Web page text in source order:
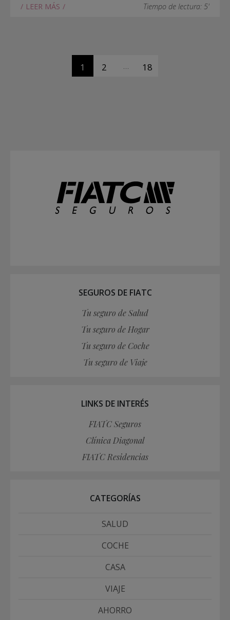
LEER MÁS Tiempo de lectura: 5'
1 2 … 18
SEGUROS DE FIATC
Tu seguro de Salud
Tu seguro de Hogar
Tu seguro de Coche
Tu seguro de Viaje
LINKS DE INTERÉS
FIATC Seguros
Clínica Diagonal
FIATC Residencias
CATEGORÍAS
SALUD
COCHE
CASA
VIAJE
AHORRO